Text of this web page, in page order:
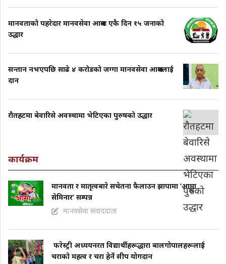
मानवताको पहरेदार मानवसेवा आश्रमः एकै दिन १५ जनाको
उद्धार
सन्तान नभएपछि साढे ४ करोडको जग्गा मानवसेवा आश्रमलाई
दान
राैतहटमा बेवारिसे अवस्थामा भेटिएका पुरुषको उद्धार
कार्यक्रम
मानवता र मातृत्वबारे सचेतना फैलाउन झापामा ‘आमा
सेमिनार’ सम्पन्न
मानवसेवा संवाददाता
फरेस्ट्री अध्ययनरत विद्यार्थीहरूद्धारा बालगोपालहरूलाई
चराको महत्व र चरा हेर्ने सीप याेगदान